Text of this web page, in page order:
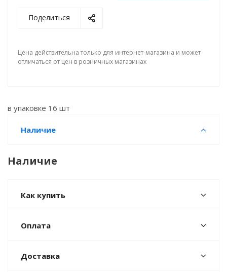
Поделиться
Цена действительна только для интернет-магазина и может
отличаться от цен в розничных магазинах
в упаковке 16 шт
Наличие
Наличие
Как купить
Оплата
Доставка